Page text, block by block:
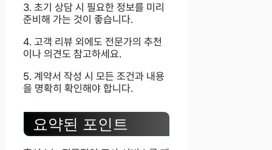
3. 초기 상담 시 필요한 정보를 미리
준비해 가는 것이 좋습니다.
4. 고객 리뷰 외에도 전문가의 추천
이나 의견도 참고하세요.
5. 계약서 작성 시 모든 조건과 내용
을 명확히 확인해야 합니다.
요약된 포인트